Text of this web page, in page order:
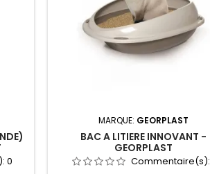
0
MARQUE: GEORPLAST
BAC A LITIERE INNOVANT -
GEORPLAST
Commentaire(s):